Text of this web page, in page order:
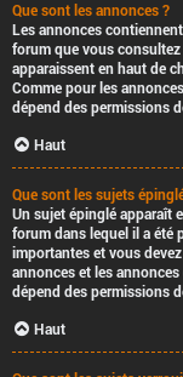
Que sont les annonces ?
Les annonces
forum que vous
apparaissent en haut de
Comme pour les
dépend des permissions
Haut
Que sont les sujets
Un sujet épinglé apparaît
forum dans lequel il a été
importantes et vous
annonces et les
dépend des permissions
Haut